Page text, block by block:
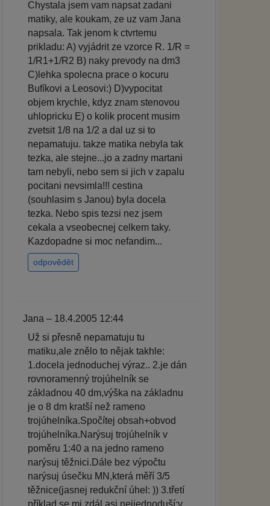
Chystala jsem vam napsat zadani
matiky, ale koukam, ze uz vam Jana
napsala. Tak jenom k ctvrtemu
prikladu: A) vyjádrit ze vzorce R. 1/R =
1/R1+1/R2 B) naky prevody na dm3
C)lehka spolecna prace o kocuru
Bufíkovi a Leosovi:) D)vypocitat
objem krychle, kdyz znam stenovou
uhlopricku E) o kolik procent musim
zvetsit 1/8 na 1/2 a dal uz si to
nepamatuju. takze matika nebyla tak
tezka, ale stejne...jo a zadny martani
tam nebyli, nebo sem si jich v zapalu
pocitani nevsimla!!! cestina
(souhlasim s Janou) byla docela
tezka. Nebo spis tezsi nez jsem
cekala a vseobecnej celkem taky.
Kazdopadne si moc nefandim...
odpovědět
Jana – 18.4.2005 12:44
Už si přesně nepamatuju tu
matiku,ale znělo to nějak takhle:
1.docela jednoduchej výraz.. 2.je dán
rovnoramenný trojúhelník se
základnou 40 dm,výška na základnu
je o 8 dm kratší než rameno
trojúhelníka.Spočítej obsah+obvod
trojúhelníka.Narýsuj trojúhelník v
poměru 1:40 a na jedno rameno
narýsuj těžnici.Dále bez výpočtu
narýsuj úsečku MN,která měří 3/5
těžnice(jasnej redukční úhel: )) 3.třetí
příklad se mi zdál asi nejjednoduší:v